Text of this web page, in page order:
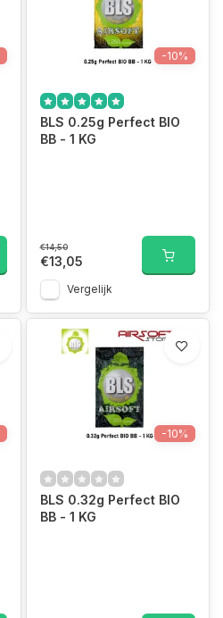
-10%
BLS 0.25g Perfect BIO
BB - 1 KG
€14,50
€13,05
Vergelijk
-10%
BLS 0.32g Perfect BIO
BB - 1 KG